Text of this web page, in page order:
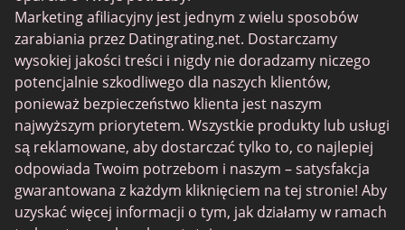
Gejowskie Randki
Randki dla lesbijek
Czarne serwisy randkowe
SugarDaddyMeet
LatinAmericanCupid
CatholicMatch
Marketing afiliacyjny jest jednym z wielu sposobów
zarabiania przez Datingrating.net. Dostarczamy
wysokiej jakości treści i nigdy nie doradzamy niczego
potencjalnie szkodliwego dla naszych klientów,
ponieważ bezpieczeństwo klienta jest naszym
najwyższym priorytetem. Wszystkie produkty lub usługi
są reklamowane, aby dostarczać tylko to, co najlepiej
odpowiada Twoim potrzebom i naszym – satysfakcja
gwarantowana z każdym kliknięciem na tej stronie! Aby
uzyskać więcej informacji o tym, jak działamy w ramach